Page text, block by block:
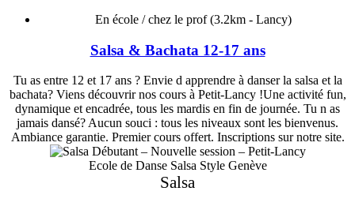
En école / chez le prof(3.2km - Lancy)
Salsa & Bachata 12-17 ans
Tu as entre 12 et 17 ans ? Envie d apprendre à danser la salsa et la
bachata? Viens découvrir nos cours à Petit-Lancy !Une activité fun,
dynamique et encadrée, tous les mardis en fin de journée. Tu n as
jamais dansé? Aucun souci : tous les niveaux sont les bienvenus.
Ambiance garantie. Premier cours offert. Inscriptions sur notre site.
Ecole de Danse Salsa Style Genève
Salsa